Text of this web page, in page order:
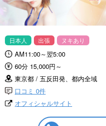
日本人 出張 ヌキあり
AM11:00～翌5:00
60分 15,000円～
東京都 / 五反田発、都内全域
口コミ 0件
オフィシャルサイト